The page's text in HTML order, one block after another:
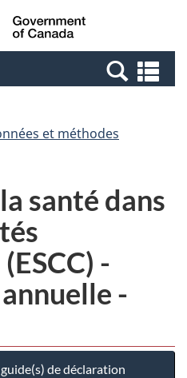
Passer
au
Passer
à
Canada
et
et méthodes
santé dans
-
-
de déclaration